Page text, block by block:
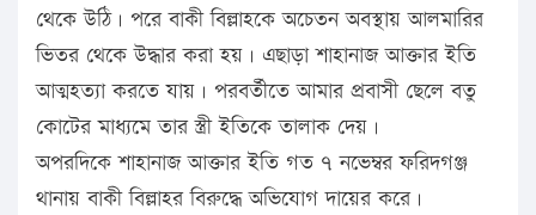
থেকে উঠি। পরে বাকী বিল্লাহকে অচেতন অবস্থায় আলমারির
ভিতর থেকে উদ্ধার করা হয়। এছাড়া শাহানাজ আক্তার ইতি
আত্মহত্যা করতে যায়। পরবর্তীতে আমার প্রবাসী ছেলে বতু
কোটের মাধ্যমে তার স্ত্রী ইতিকে তালাক দেয়।
অপরদিকে শাহানাজ আক্তার ইতি গত ৭ নভেম্বর ফরিদগঞ্জ
থানায় বাকী বিল্লাহর বিরুদ্ধে অভিযোগ দায়ের করে।